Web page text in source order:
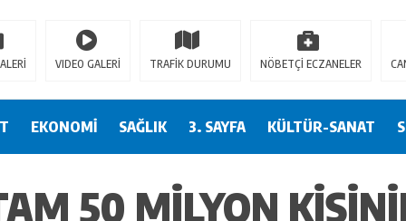
VIDEO GALERİ TRAFİK DURUMU NÖBETÇİ ECZANELER
EKONOMİ SAĞLIK 3. SAYFA KÜLTÜR-SANAT
50 MILYON